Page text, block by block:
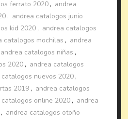
ferrato 2020 , andrea
, andrea catalogos junio
kid 2020 , andrea catalogos
catalogos mochilas , andrea
andrea catalogos niñas ,
2020 , andrea catalogos
nuevos 2020 ,
2019 , andrea catalogos
catalogos online 2020 , andrea
, andrea catalogos otoño